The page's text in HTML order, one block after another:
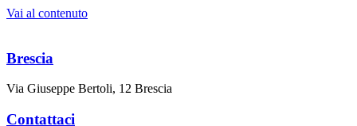
Vai al contenuto
Brescia
Via Giuseppe Bertoli, 12 Brescia
Contattaci